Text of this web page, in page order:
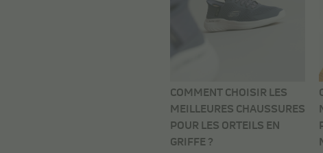
COMMENT CHOISIR LES
MEILLEURES CHAUSSURES
POUR LES ORTEILS EN
GRIFFE ?